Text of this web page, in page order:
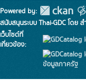
Powered by:
สนับสนุนระบบ Thai-GDC โดย
เว็บไซต์ที่
เกี่ยวข้อง:
ข้อมูลภาครัฐ